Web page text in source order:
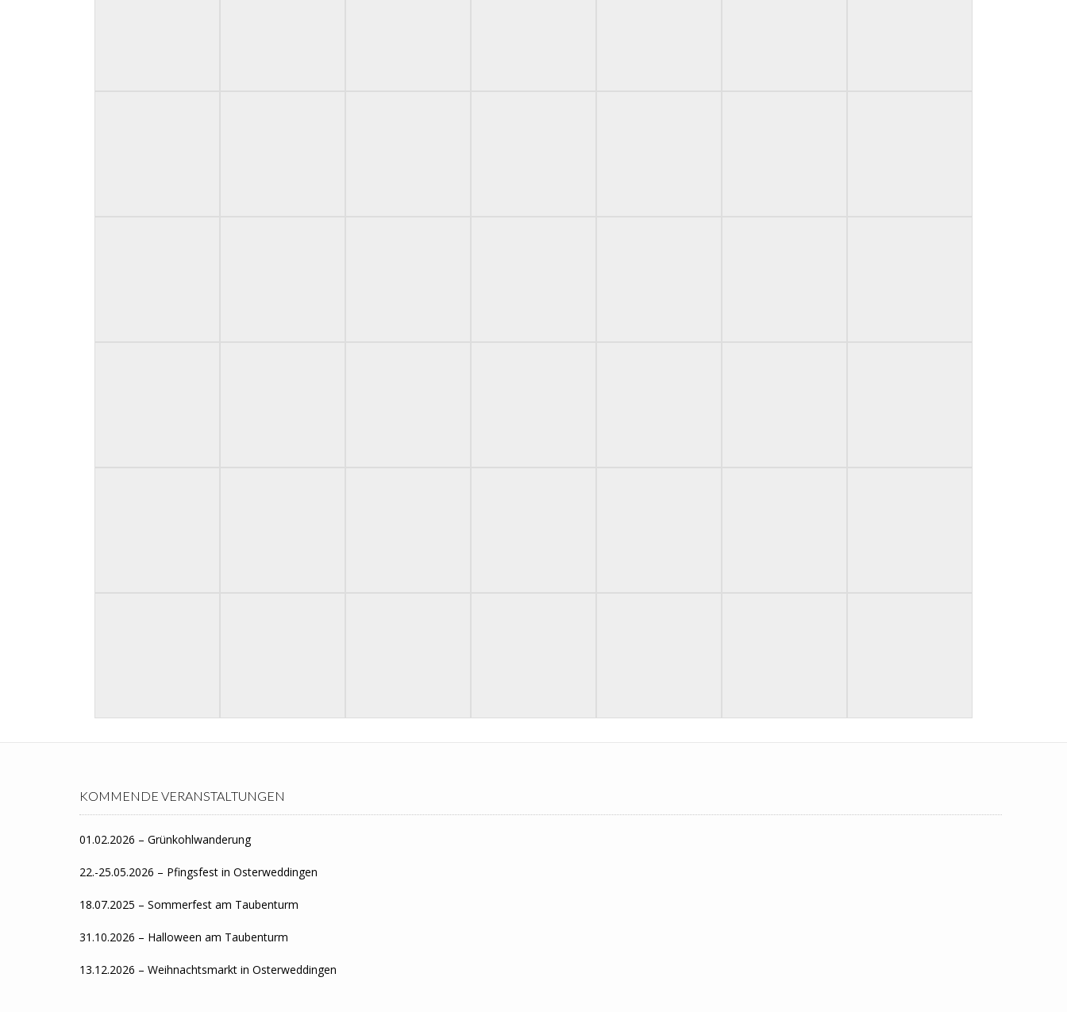
KOMMENDE VERANSTALTUNGEN
01.02.2026 – Grünkohlwanderung
22.-25.05.2026 – Pfingsfest in Osterweddingen
18.07.2025 – Sommerfest am Taubenturm
31.10.2026 – Halloween am Taubenturm
13.12.2026 – Weihnachtsmarkt in Osterweddingen